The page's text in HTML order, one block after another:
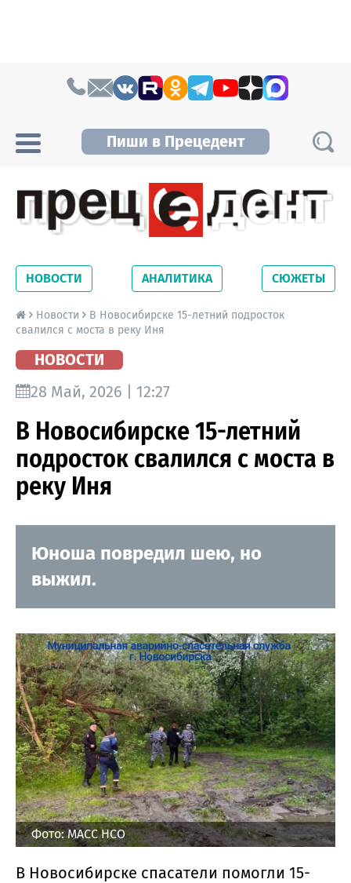
Пиши в Прецедент
Новосибирской области. Читайте свежие
новости на сайте сетевого издания
Precedent.
НОВОСТИ АНАЛИТИКА СЮЖЕТЫ
Новости
В Новосибирске 15-летний подросток
свалился с моста в реку Иня
НОВОСТИ
28 Май, 2026 | 12:27
В Новосибирске 15-летний
подросток свалился с моста в
реку Иня
Юноша повредил шею, но
выжил.
Фото: МАСС НСО
В Новосибирске спасатели помогли 15-